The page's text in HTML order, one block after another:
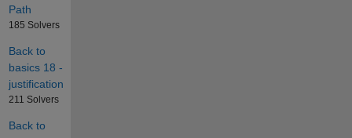
Path
185 Solvers
Back to
basics 18 -
justification
211 Solvers
Back to